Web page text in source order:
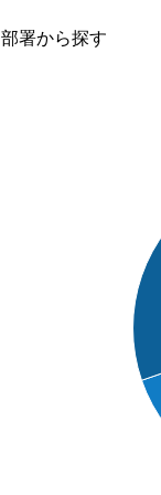
部署から探す